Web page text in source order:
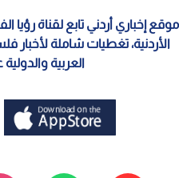
موقع إخباري أردني تابع لقناة رؤيا
الأردنية، تغطيات شاملة لأخبار
العربية